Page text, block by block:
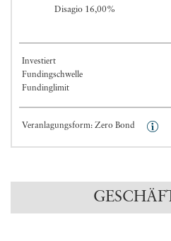
Disagio 16,00%
Investiert
Fundingschwelle
Fundinglimit
Veranlagungsform: Zero Bond